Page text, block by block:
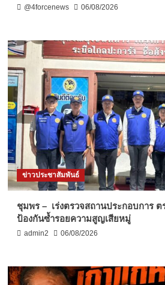
@4forcenews 06/08/2026
ข่าวประชาสัมพันธ์
ชุมพร – เร่งตรวจสถานประกอบการ
ป้องกันซ้ำรอยความสูญเสียหมู่
admin2 06/08/2026